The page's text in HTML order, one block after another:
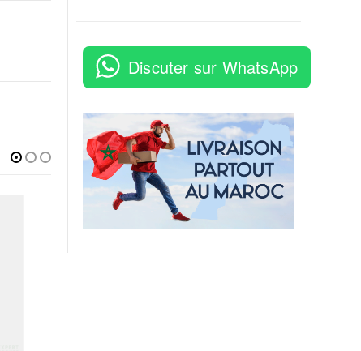
Discuter sur WhatsApp